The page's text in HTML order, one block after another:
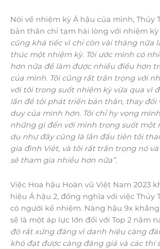
Nói về nhiệm kỳ Á hậu của mình, Thủy
bản thân chỉ tạm hài lòng với nhiệm
cũng khá tiếc vì chỉ còn vài tháng nữa
thúc một nhiệm kỳ. Tôi ước mình có
hơn nữa để làm được nhiều điều hơn
của mình. Tôi cũng rất trân trọng với
với tôi trong suốt nhiệm kỳ vừa qua vì
lần để tôi phát triển bản thân, thay đổi
duy của mình hơn. Tôi chỉ hy vọng
những gì đến với mình trong suốt một
dụ như đây cũng là lần đầu tiên tôi
gia đình Việt, và tôi rất trân trọng nó
sẽ tham gia nhiều hơn nữa”.
Việc Hoa hậu Hoàn vũ Việt Nam 2023
hiệu Á hậu 2, đồng nghĩa với việc Thủy
có người kế nhiệm. Nàng hậu 9x
sẽ là một áp lực lớn đối với Top 2 năm
đó rất xứng đáng vì danh hiệu càng
khó đạt được càng đáng giá và các thí